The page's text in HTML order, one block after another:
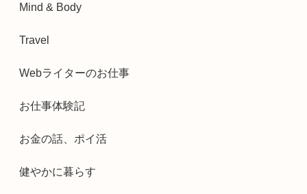
Mind & Body
Travel
Webライターのお仕事
お仕事体験記
お金の話、ポイ活
健やかに暮らす